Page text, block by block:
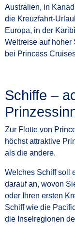
Australien, in
die Kreuzfahrt-
Europa, in der
Weltreise auf hoher
bei Princess
Schiffe –
Zur Flotte von
höchst attraktive
als die andere.
Welches Schiff soll
darauf an, wovon
oder Ihren ersten
Schiff wie die
die Inselregionen